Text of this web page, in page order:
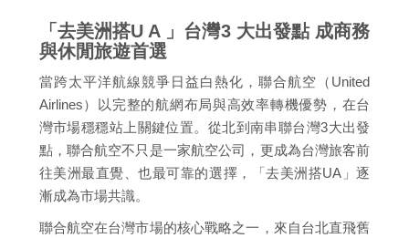
「去美洲搭U A 」台灣3 大出發點 成商務
與休閒旅遊首選
當跨太平洋航線競爭日益白熱化，聯合航空（United
Airlines）以完整的航網布局與高效率轉機優勢，在台
灣市場穩穩站上關鍵位置。從北到南串聯台灣3大出發
點，聯合航空不只是一家航空公司，更成為台灣旅客前
往美洲最直覺、也最可靠的選擇，「去美洲搭UA」逐
漸成為市場共識。
聯合航空在台灣市場的核心戰略之一，來自台北直飛舊